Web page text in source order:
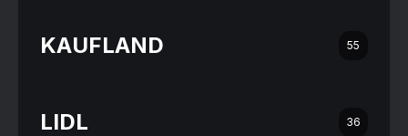
KAUFLAND 55
LIDL 36